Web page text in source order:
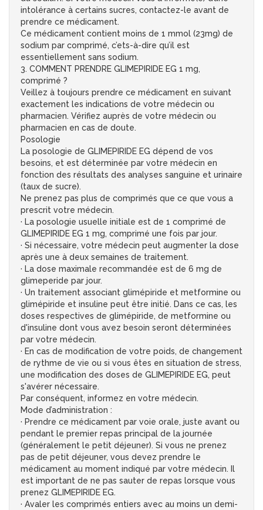
intolérance à certains sucres, contactez-le avant de
prendre ce médicament.
Ce médicament contient moins de 1 mmol (23mg) de
sodium par comprimé, c’ets-à-dire qu’il est
essentiellement sans sodium.
3. COMMENT PRENDRE GLIMEPIRIDE EG 1 mg,
comprimé ?
Veillez à toujours prendre ce médicament en suivant
exactement les indications de votre médecin ou
pharmacien. Vérifiez auprès de votre médecin ou
pharmacien en cas de doute.
Posologie
La posologie de GLIMEPIRIDE EG dépend de vos
besoins, et est déterminée par votre médecin en
fonction des résultats des analyses sanguine et urinaire
(taux de sucre).
Ne prenez pas plus de comprimés que ce que vous a
prescrit votre médecin.
· La posologie usuelle initiale est de 1 comprimé de
GLIMEPIRIDE EG 1 mg, comprimé une fois par jour.
· Si nécessaire, votre médecin peut augmenter la dose
après une à deux semaines de traitement.
· La dose maximale recommandée est de 6 mg de
glimeperide par jour.
· Un traitement associant glimépiride et metformine ou
glimépiride et insuline peut être initié. Dans ce cas, les
doses respectives de glimépiride, de metformine ou
d'insuline dont vous avez besoin seront déterminées
par votre médecin.
· En cas de modification de votre poids, de changement
de rythme de vie ou si vous êtes en situation de stress,
une modification des doses de GLIMEPIRIDE EG, peut
s'avérer nécessaire.
Par conséquent, informez en votre médecin.
Mode d’administration :
· Prendre ce médicament par voie orale, juste avant ou
pendant le premier repas principal de la journée
(généralement le petit déjeuner). Si vous ne prenez
pas de petit déjeuner, vous devez prendre le
médicament au moment indiqué par votre médecin. Il
est important de ne pas sauter de repas lorsque vous
prenez GLIMEPIRIDE EG.
· Avaler les comprimés entiers avec au moins un demi-